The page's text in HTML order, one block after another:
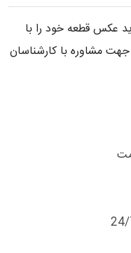
عکس قطعه خود را با
مشاوره با کارشناسان